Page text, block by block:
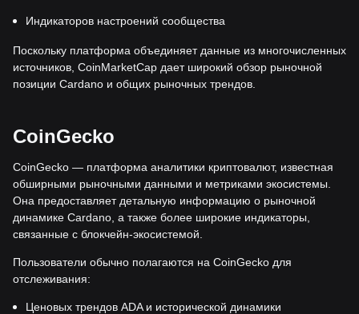
Индикаторов настроений сообщества
Поскольку платформа объединяет данные из многочисленных
источников, CoinMarketCap дает широкий обзор рыночной
позиции Cardano и общих рыночных трендов.
CoinGecko
CoinGecko — платформа аналитики криптовалют, известная
обширными рыночными данными и метриками экосистемы.
Она предоставляет детальную информацию о рыночной
динамике Cardano, а также более широкие индикаторы,
связанные с блокчейн-экосистемой.
Пользователи обычно полагаются на CoinGecko для
отслеживания:
Ценовых трендов ADA и исторической динамики